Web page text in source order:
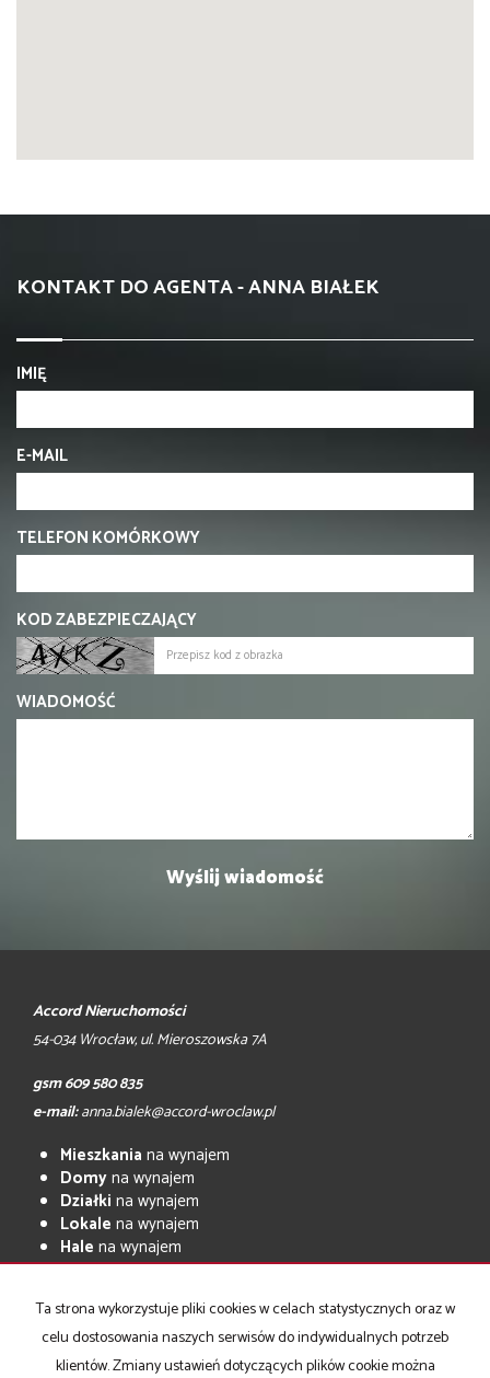
KONTAKT DO AGENTA - ANNA BIAŁEK
IMIĘ
E-MAIL
TELEFON KOMÓRKOWY
KOD ZABEZPIECZAJĄCY
WIADOMOŚĆ
Accord Nieruchomości
54-034 Wrocław, ul. Mieroszowska 7A
gsm 609 580 835
e-mail:anna.bialek@accord-wroclaw.pl
Mieszkania na wynajem
Domyna wynajem
Działki na wynajem
Lokale na wynajem
Hale na wynajem
Obiektyna wynajem
Mieszkaniana sprzedaż
Domyna sprzedaż
Działki na sprzedaż
Ta strona wykorzystuje pliki cookies w celach statystycznych oraz w
celu dostosowania naszych serwisów do indywidualnych potrzeb
klientów. Zmiany ustawień dotyczących plików cookie można